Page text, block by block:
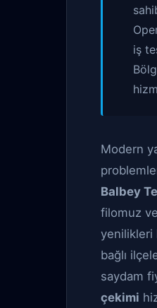
iş
Modern
Balbey
filomuz
yenilikleri
bağlı
saydam
çekimi